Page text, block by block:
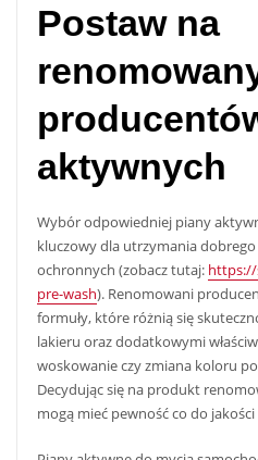
Postaw na
aktywnych
Wybór odpowiedniej piany
kluczowy dla utrzymania
ochronnych (zobacz tutaj: https://
pre-wash). Renomowani
formuły, które różnią się
lakieru oraz dodatkowymi
woskowanie czy zmiana koloru
Decydując się na produkt
mogą mieć pewność co do